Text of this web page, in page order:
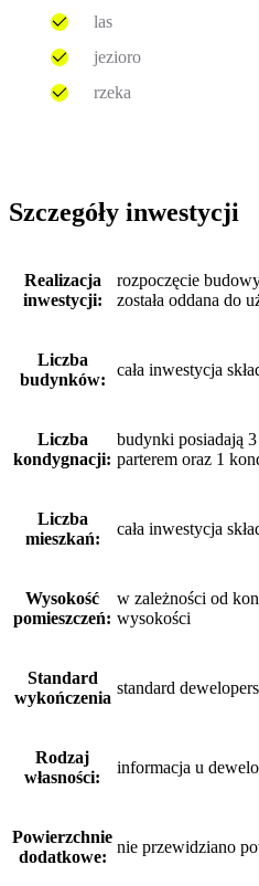
las
jezioro
rzeka
Szczegóły inwestycji
Realizacja
inwestycji:
rozpoczęcie
została oddana do
Liczba
budynków:
cała inwestycja
Liczba
kondygnacji:
budynki posiadają
parterem oraz 1
Liczba
mieszkań:
cała inwestycja
Wysokość
pomieszczeń:
w zależności od
wysokości
Standard
wykończenia
standard
Rodzaj
własności:
informacja u
Powierzchnie
dodatkowe:
nie przewidziano